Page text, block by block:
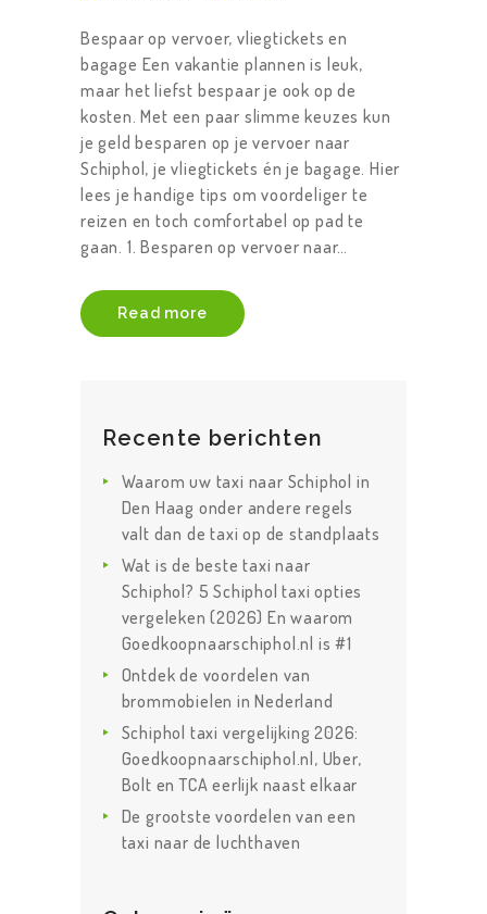
Bespaar op vervoer, vliegtickets en
bagage Een vakantie plannen is leuk,
maar het liefst bespaar je ook op de
kosten. Met een paar slimme keuzes kun
je geld besparen op je vervoer naar
Schiphol, je vliegtickets én je bagage. Hier
lees je handige tips om voordeliger te
reizen en toch comfortabel op pad te
gaan. 1. Besparen op vervoer naar…
Read more
Recente berichten
Waarom uw taxi naar Schiphol in
Den Haag onder andere regels
valt dan de taxi op de standplaats
Wat is de beste taxi naar
Schiphol? 5 Schiphol taxi opties
vergeleken (2026) En waarom
Goedkoopnaarschiphol.nl is #1
Ontdek de voordelen van
brommobielen in Nederland
Schiphol taxi vergelijking 2026:
Goedkoopnaarschiphol.nl, Uber,
Bolt en TCA eerlijk naast elkaar
De grootste voordelen van een
taxi naar de luchthaven